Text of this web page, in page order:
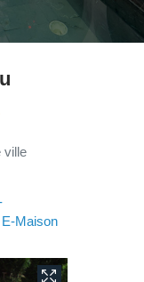
ville
E-Maison